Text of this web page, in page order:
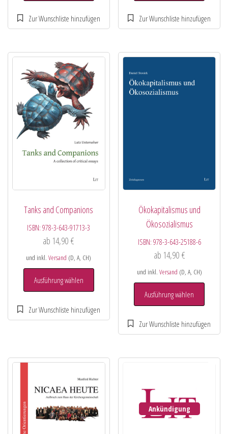
Tanks and Companions
ISBN:978-3-643-91713-3
ab 14,90€
und inkl.Versand (D, A, CH)
Ausführung wählen
Ökokapitalismus und
Ökosozialismus
ISBN: 978-3-643-25188-6
ab 14,90 €
und inkl. Versand (D, A, CH)
Ausführung wählen
Ankündigung